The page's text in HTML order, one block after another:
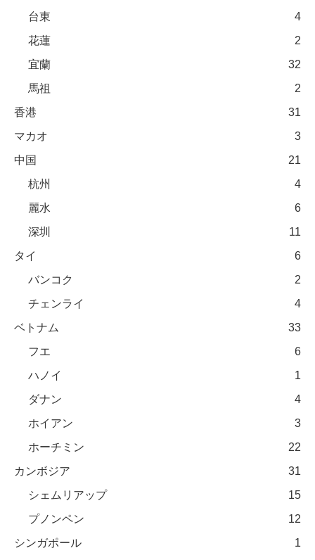
台東
4
花蓮
2
宜蘭
32
馬祖
2
香港
31
マカオ
3
中国
21
杭州
4
麗水
6
深圳
11
タイ
6
バンコク
2
チェンライ
4
ベトナム
33
フエ
6
ハノイ
1
ダナン
4
ホイアン
3
ホーチミン
22
カンボジア
31
シェムリアップ
15
プノンペン
12
シンガポール
1